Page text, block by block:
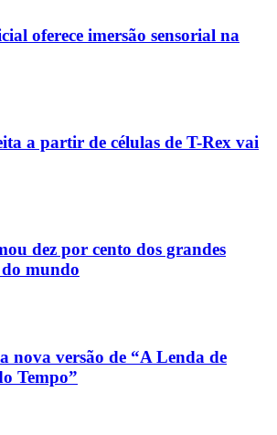
oferece imersão sensorial na
a partir de células de T-Rex vai
dez por cento dos grandes
mundo
nova versão de “A Lenda de
Tempo”